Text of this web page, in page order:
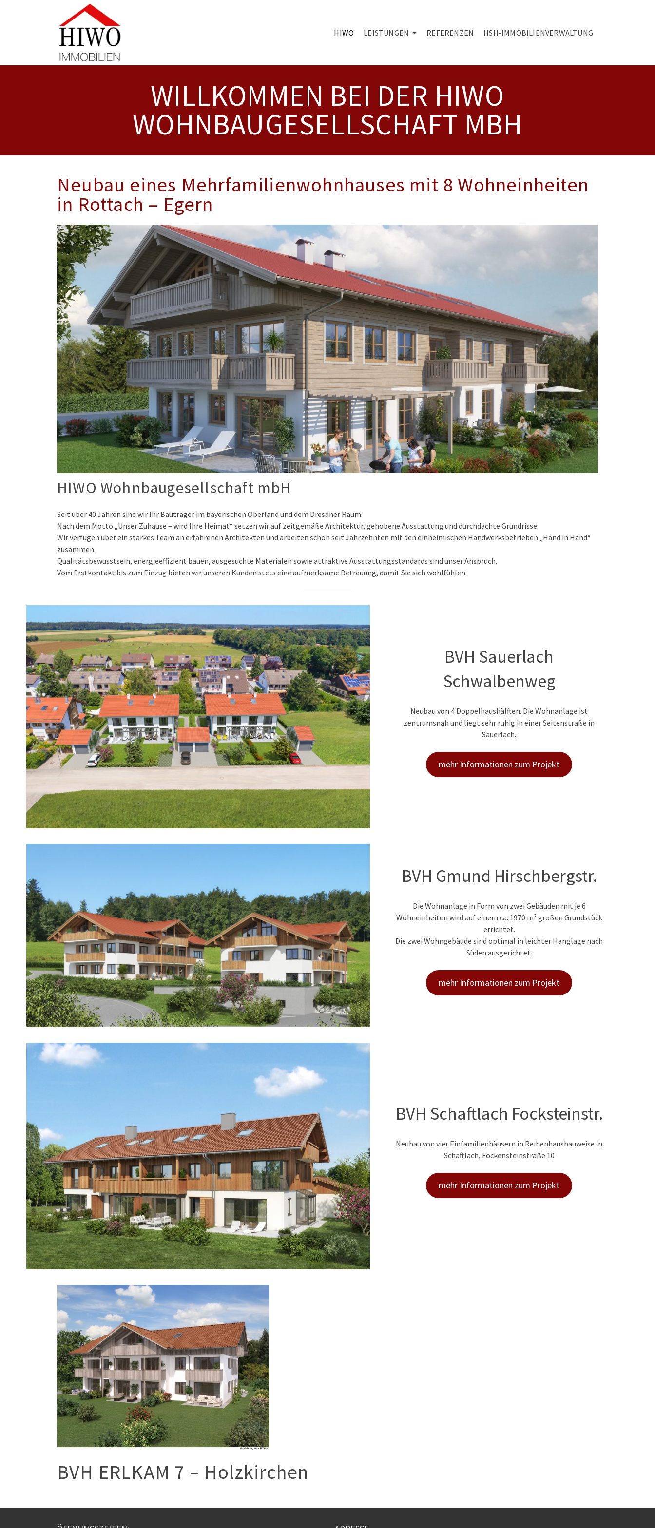
HIWO LEISTUNGEN REFERENZEN HSH-IMMOBILIENVERWALTUNG
WILLKOMMEN BEI DER HIWO
WOHNBAUGESELLSCHAFT MBH
Neubau eines Mehrfamilienwohnhauses mit 8 Wohneinheiten
in Rottach – Egern
HIWO Wohnbaugesellschaft mbH
Seit über 40 Jahren sind wir Ihr Bauträger im bayerischen Oberland und dem Dresdner Raum.
Nach dem Motto „Unser Zuhause – wird Ihre Heimat“ setzen wir auf zeitgemäße Architektur, gehobene Ausstattung und durchdachte Grundrisse.
Wir verfügen über ein starkes Team an erfahrenen Architekten und arbeiten schon seit Jahrzehnten mit den einheimischen Handwerksbetrieben „Hand in Hand“
zusammen.
Qualitätsbewusstsein, energieeffizient bauen, ausgesuchte Materialen sowie attraktive Ausstattungsstandards sind unser Anspruch.
Vom Erstkontakt bis zum Einzug bieten wir unseren Kunden stets eine aufmerksame Betreuung, damit Sie sich wohlfühlen.
BVH Sauerlach
Schwalbenweg
Neubau von 4 Doppelhaushälften. Die Wohnanlage ist
zentrumsnah und liegt sehr ruhig in einer Seitenstraße in
Sauerlach.
mehr Informationen zum Projekt
BVH Gmund Hirschbergstr.
Die Wohnanlage in Form von zwei Gebäuden mit je 6
Wohneinheiten wird auf einem ca. 1970 m² großen Grundstück
errichtet.
Die zwei Wohngebäude sind optimal in leichter Hanglage nach
Süden ausgerichtet.
mehr Informationen zum Projekt
BVH Schaftlach Focksteinstr.
Neubau von vier Einfamilienhäusern in Reihenhausbauweise in
Schaftlach, Fockensteinstraße 10
mehr Informationen zum Projekt
BVH ERLKAM 7 – Holzkirchen